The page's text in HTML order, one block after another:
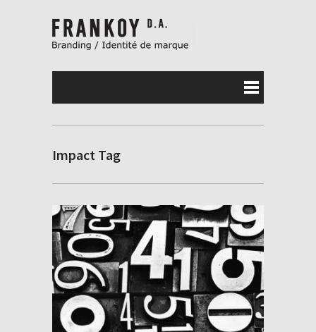
Impact Tag